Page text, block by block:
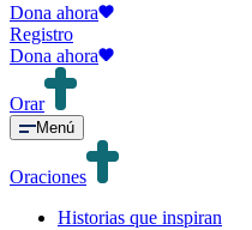
Dona ahora
Registro
Dona ahora
Orar
Menú
Oraciones
Historias que inspiran